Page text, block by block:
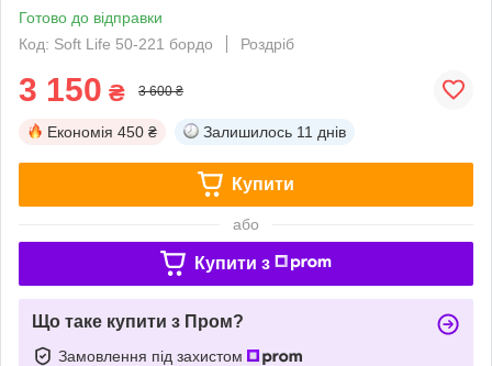
Готово до відправки
Код: Soft Life 50-221 бордо
Роздріб
3 150 ₴ 3 600 ₴
Економія 450 ₴ Залишилось 11 днів
Купити
або
Купити з
Що таке купити з Пром?
Замовлення під захистом